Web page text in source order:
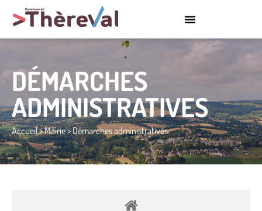
DÉMARCHES
ADMINISTRATIVES
Accueil>Mairie>Démarches administratives